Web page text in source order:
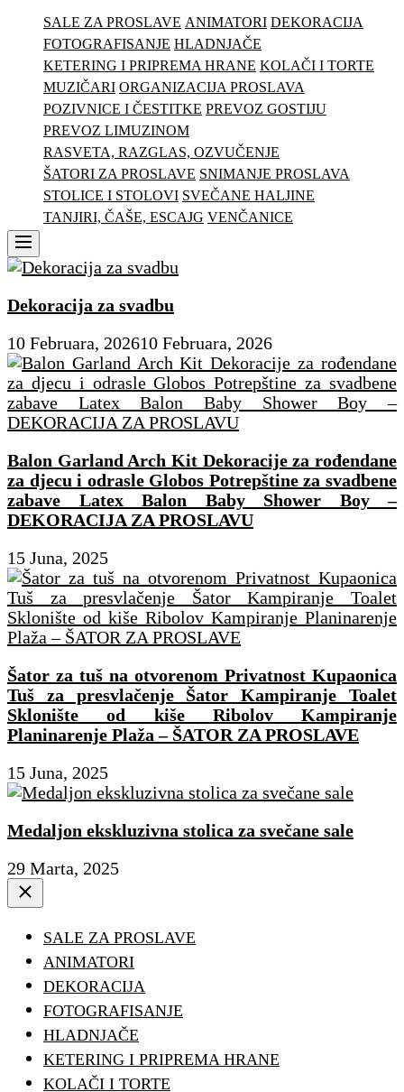
SALE ZA PROSLAVE ANIMATORI DEKORACIJA
FOTOGRAFISANJE HLADNJAČE
KETERING I PRIPREMA HRANE KOLAČI I TORTE
MUZIČARI ORGANIZACIJA PROSLAVA
POZIVNICE I ČESTITKE PREVOZ GOSTIJU
PREVOZ LIMUZINOM
RASVETA, RAZGLAS, OZVUČENJE
ŠATORI ZA PROSLAVE SNIMANJE PROSLAVA
STOLICE I STOLOVI SVEČANE HALJINE
TANJIRI, ČAŠE, ESCAJG VENČANICE
Menu
Dekoracija za svadbu
10 Februara, 202610 Februara, 2026
Balon Garland Arch Kit Dekoracije za rođendane
za djecu i odrasle Globos Potrepštine za svadbene
zabave Latex Balon Baby Shower Boy –
DEKORACIJA ZA PROSLAVU
15 Juna, 2025
Šator za tuš na otvorenom Privatnost Kupaonica
Tuš za presvlačenje Šator Kampiranje Toalet
Sklonište od kiše Ribolov Kampiranje
Planinarenje Plaža – ŠATOR ZA PROSLAVE
15 Juna, 2025
Medaljon ekskluzivna stolica za svečane sale
29 Marta, 2025
Close
SALE ZA PROSLAVE
ANIMATORI
DEKORACIJA
FOTOGRAFISANJE
HLADNJAČE
KETERING I PRIPREMA HRANE
KOLAČI I TORTE